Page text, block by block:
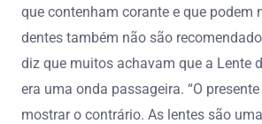
que contenham corante e que podem
dentes também não são
diz que muitos achavam que a Lente
era uma onda passageira. “O
mostrar o contrário. As lentes são